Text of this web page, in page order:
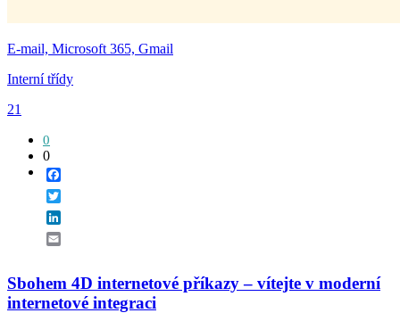
E-mail, Microsoft 365, Gmail
Interní třídy
21
0
0
Sbohem 4D internetové příkazy – vítejte v moderní
internetové integraci